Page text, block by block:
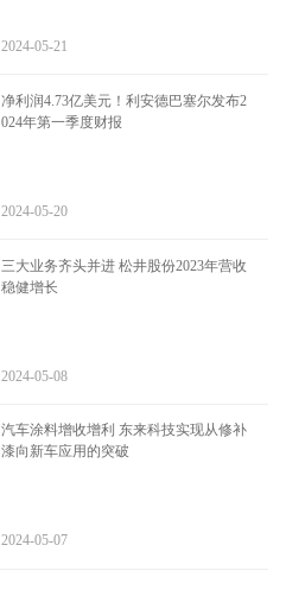
2024-05-21
净利润4.73亿美元！利安德巴塞尔发布2
024年第一季度财报
2024-05-20
三大业务齐头并进 松井股份2023年营收
稳健增长
2024-05-08
汽车涂料增收增利 东来科技实现从修补
漆向新车应用的突破
2024-05-07